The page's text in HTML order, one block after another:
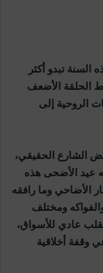
تبدو أكثر
الحلقة الأضعف
الروحية إلى
الشارع الحقيقي،
عيد الأضحى هذه
الأضاحي وما رافقه
ومختلف
عادي للأسواق،
وقفة أخلاقية